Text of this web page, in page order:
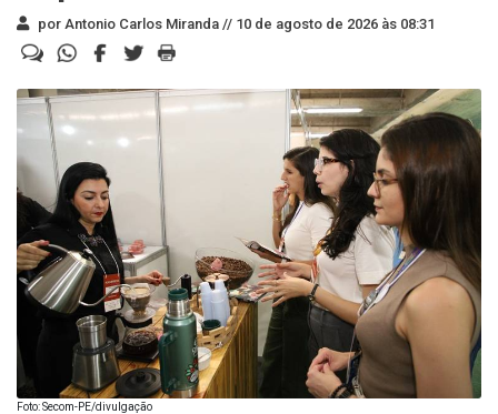
por Antonio Carlos Miranda // 10 de agosto de 2026 às 08:31
Foto: Secom-PE/divulgação